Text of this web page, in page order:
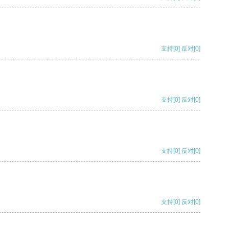
支持[0] 反对[0]
支持[0] 反对[0]
支持[0] 反对[0]
支持[0] 反对[0]